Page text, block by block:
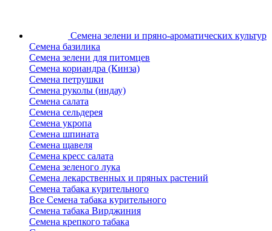
Семена зелени и пряно-ароматических культур
Семена базилика
Семена зелени для питомцев
Семена кориандра (Кинза)
Семена петрушки
Семена руколы (индау)
Семена салата
Семена сельдерея
Семена укропа
Семена шпината
Семена щавеля
Семена кресс салата
Семена зеленого лука
Семена лекарственных и пряных растений
Семена табака курительного
Все Семена табака курительного
Семена табака Вирджиния
Семена крепкого табака